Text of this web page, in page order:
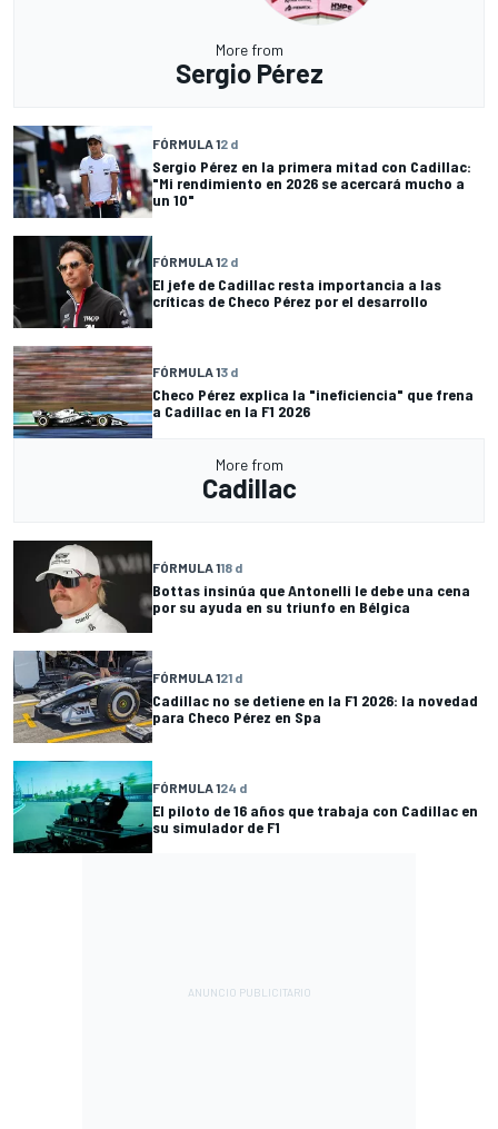
More from
Sergio Pérez
FÓRMULA 12 d
Sergio Pérez en la primera mitad con Cadillac:
"Mi rendimiento en 2026 se acercará mucho a
un 10"
FÓRMULA 12 d
El jefe de Cadillac resta importancia a las
críticas de Checo Pérez por el desarrollo
FÓRMULA 13 d
Checo Pérez explica la "ineficiencia" que frena
a Cadillac en la F1 2026
More from
Cadillac
FÓRMULA 118 d
Bottas insinúa que Antonelli le debe una cena
por su ayuda en su triunfo en Bélgica
FÓRMULA 121 d
Cadillac no se detiene en la F1 2026: la novedad
para Checo Pérez en Spa
FÓRMULA 124 d
El piloto de 16 años que trabaja con Cadillac en
su simulador de F1